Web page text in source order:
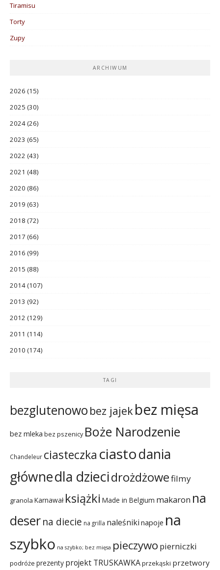
Tiramisu
Torty
Zupy
ARCHIWUM
2026 (15)
2025 (30)
2024(26)
2023 (65)
2022 (43)
2021 (48)
2020 (86)
2019 (63)
2018 (72)
2017 (66)
2016 (99)
2015 (88)
2014(107)
2013 (92)
2012 (129)
2011 (114)
2010 (174)
TAGI
bezglutenowo bez jajekbez mięsa
bez mleka bez pszenicy Boże Narodzenie
Chandeleur ciasteczka ciastodania
głównedla dziecidrożdżowefilmy
granola Karnawał książki Made in Belgium makaron na
deserna diecie na grilla naleśniki napoje na
szybko na szybko; bez mięsa pieczywo pierniczki
podróże prezenty projekt TRUSKAWKAprzekąski przetwory